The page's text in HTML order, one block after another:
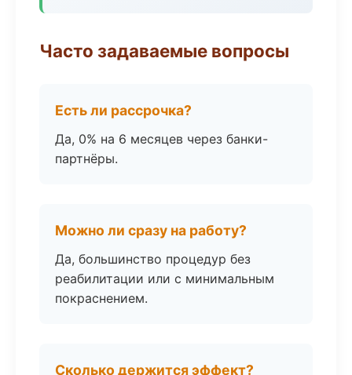
Часто задаваемые вопросы
Есть ли рассрочка?
Да, 0% на 6 месяцев через банки-
партнёры.
Можно ли сразу на работу?
Да, большинство процедур без
реабилитации или с минимальным
покраснением.
Сколько держится эффект?